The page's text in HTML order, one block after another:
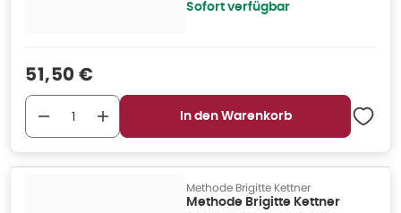
Sofort verfügbar
Verkaufspreis
51,50 €
In den Warenkorb
Methode Brigitte Kettner
Methode Brigitte Kettner